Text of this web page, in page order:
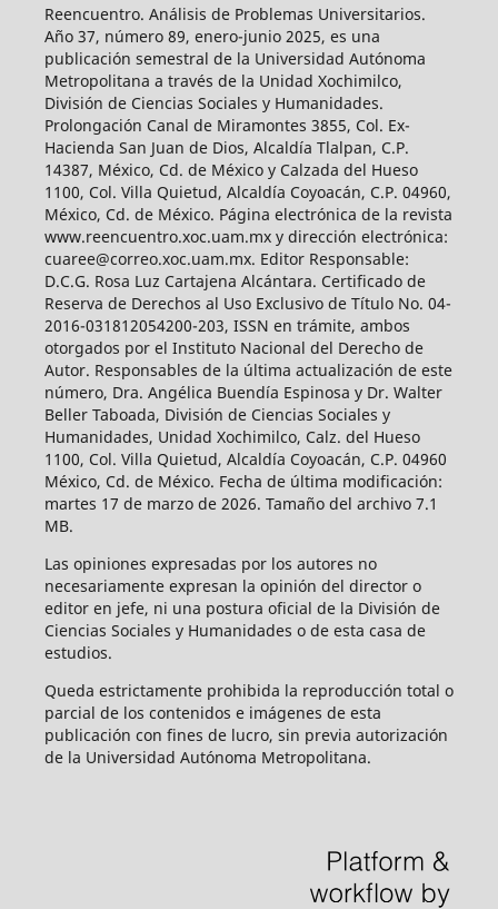
Reencuentro. Análisis de Problemas Universitarios.
Año 37, número 89, enero-junio 2025, es una
publicación semestral de la Universidad Autónoma
Metropolitana a través de la Unidad Xochimilco,
División de Ciencias Sociales y Humanidades.
Prolongación Canal de Miramontes 3855, Col. Ex-
Hacienda San Juan de Dios, Alcaldía Tlalpan, C.P.
14387, México, Cd. de México y Calzada del Hueso
1100, Col. Villa Quietud, Alcaldía Coyoacán, C.P. 04960,
México, Cd. de México. Página electrónica de la revista
www.reencuentro.xoc.uam.mx y dirección electrónica:
cuaree@correo.xoc.uam.mx. Editor Responsable:
D.C.G. Rosa Luz Cartajena Alcántara. Certificado de
Reserva de Derechos al Uso Exclusivo de Título No. 04-
2016-031812054200-203, ISSN en trámite, ambos
otorgados por el Instituto Nacional del Derecho de
Autor. Responsables de la última actualización de este
número, Dra. Angélica Buendía Espinosa y Dr. Walter
Beller Taboada, División de Ciencias Sociales y
Humanidades, Unidad Xochimilco, Calz. del Hueso
1100, Col. Villa Quietud, Alcaldía Coyoacán, C.P. 04960
México, Cd. de México. Fecha de última modificación:
martes 17 de marzo de 2026. Tamaño del archivo 7.1
MB.
Las opiniones expresadas por los autores no
necesariamente expresan la opinión del director o
editor en jefe, ni una postura oficial de la División de
Ciencias Sociales y Humanidades o de esta casa de
estudios.
Queda estrictamente prohibida la reproducción total o
parcial de los contenidos e imágenes de esta
publicación con fines de lucro, sin previa autorización
de la Universidad Autónoma Metropolitana.